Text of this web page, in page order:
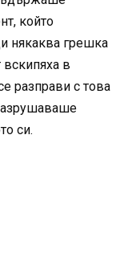
който
някаква грешка
в
разправи с това
си.